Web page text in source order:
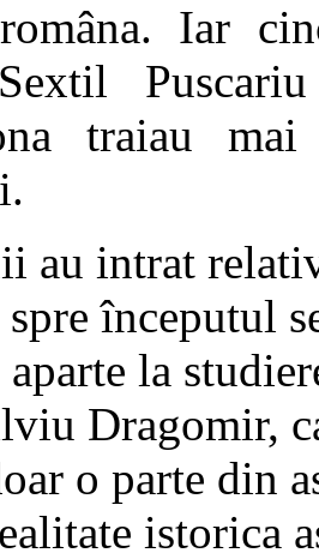
Iar
traiau
au intrat
începutul
la
Dragomir,
o parte din
istorica